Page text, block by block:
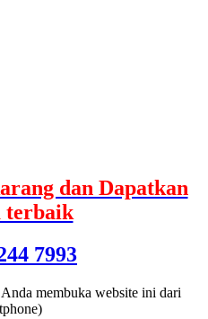
dan Dapatkan
terbaik
7993
membuka website ini dari